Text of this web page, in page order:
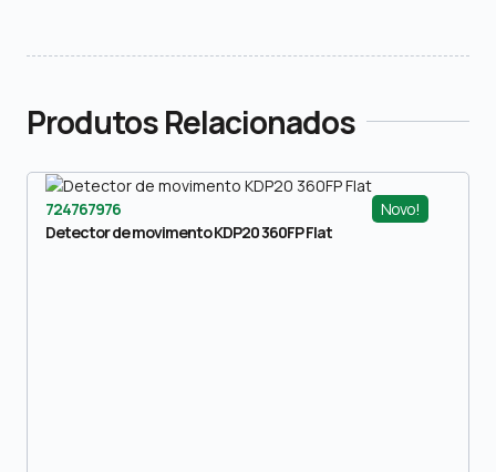
Produtos Relacionados
Novo!
724767976
Detector de movimento KDP20 360FP Flat